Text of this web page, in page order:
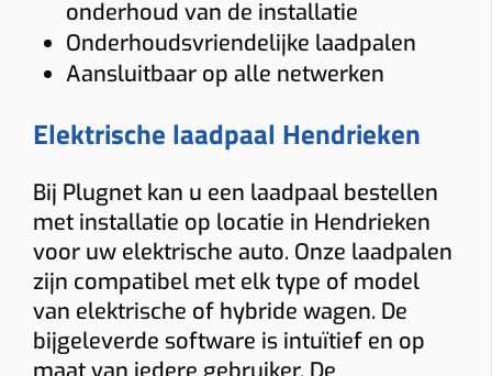
onderhoud van de installatie
Onderhoudsvriendelijke laadpalen
Aansluitbaar op alle netwerken
Elektrische laadpaal Hendrieken
Bij Plugnet kan u een laadpaal bestellen
met installatie op locatie in Hendrieken
voor uw elektrische auto. Onze laadpalen
zijn compatibel met elk type of model
van elektrische of hybride wagen. De
bijgeleverde software is intuïtief en op
Afstand verdeelkast → laadpunt
> 15 m tot 20 m
Ja Nee
Voorkomt dat de hoofdzekering uitvalt.
Meter
Digitale meter Analoge meter
BTW thuis
Woning ≥10 jaar (6% btw) Nieuwere woning (21% btw)